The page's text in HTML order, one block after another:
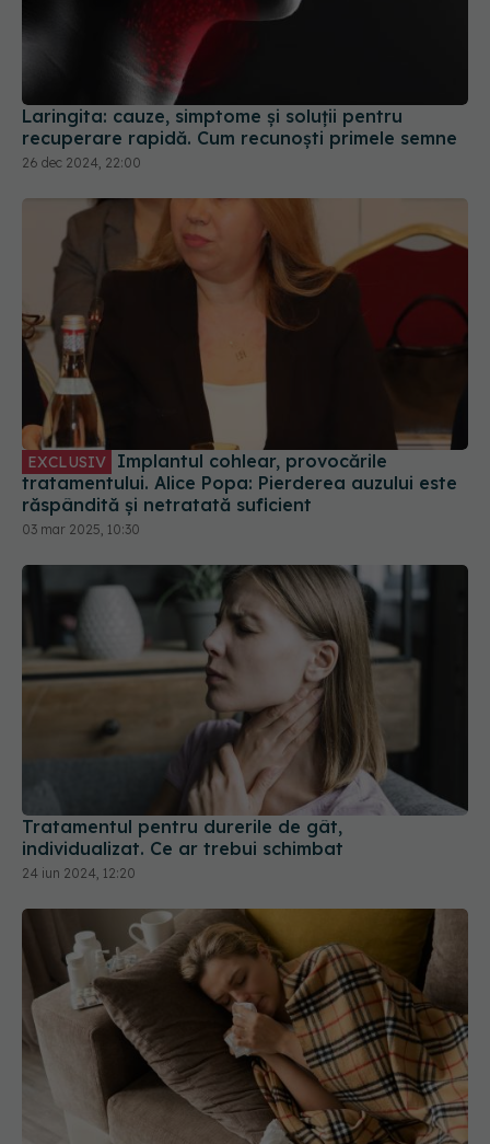
Laringita: cauze, simptome și soluții pentru
recuperare rapidă. Cum recunoști primele semne
26 dec 2024, 22:00
EXCLUSIV
tratamentului. Alice Popa: Pierderea auzului este
răspândită și netratată suficient
03 mar 2025, 10:30
Tratamentul pentru durerile de gât,
individualizat. Ce ar trebui schimbat
24 iun 2024, 12:20